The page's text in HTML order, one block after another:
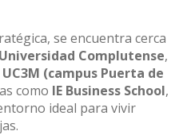
se encuentra cerca
Universidad Complutense,
UC3M (campus Puerta de
como IE Business School,
ideal para vivir